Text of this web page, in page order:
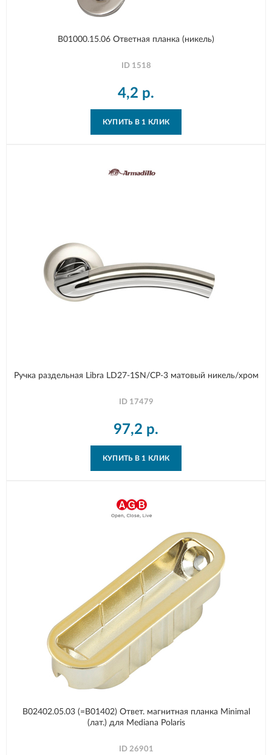
B01000.15.06 Ответная планка (никель)
ID 1518
4,2 р.
КУПИТЬ В 1 КЛИК
Ручка раздельная Libra LD27-1SN/CP-3 матовый никель/хром
ID 17479
97,2 р.
КУПИТЬ В 1 КЛИК
B02402.05.03 (=B01402) Ответ. магнитная планка Minimal
(лат.) для Mediana Polaris
ID 26901